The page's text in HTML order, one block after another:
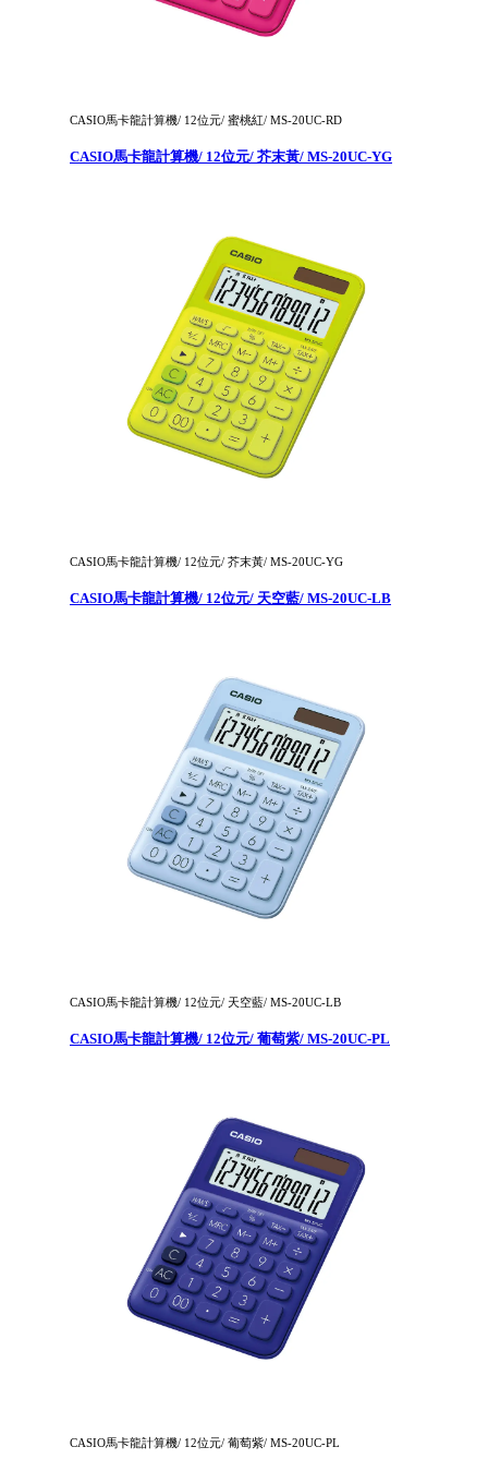
CASIO馬卡龍計算機/ 12位元/ 蜜桃紅/ MS-20UC-RD
CASIO馬卡龍計算機/ 12位元/ 芥末黃/ MS-20UC-YG
CASIO馬卡龍計算機/ 12位元/ 芥末黃/ MS-20UC-YG
CASIO馬卡龍計算機/ 12位元/ 天空藍/ MS-20UC-LB
CASIO馬卡龍計算機/ 12位元/ 天空藍/ MS-20UC-LB
CASIO馬卡龍計算機/ 12位元/ 葡萄紫/ MS-20UC-PL
CASIO馬卡龍計算機/ 12位元/ 葡萄紫/ MS-20UC-PL